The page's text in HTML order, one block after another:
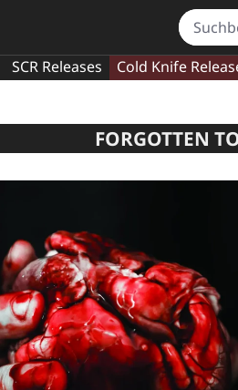
SCR Releases Cold Knife
FORGOTTEN